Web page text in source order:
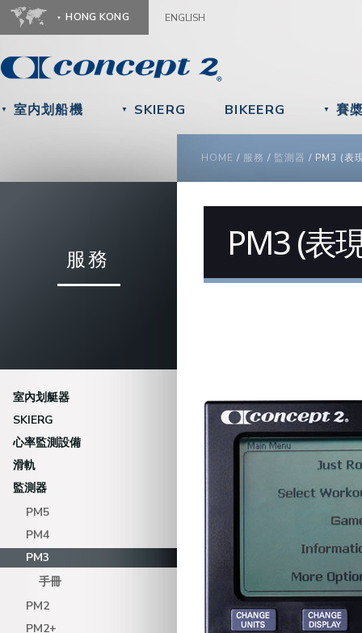
HONG KONG ENGLISH
▼ 室内划船機 ▼ SKIERG BIKEERG ▼ 賽
YOU ARE HERE
HOME / 服務 / 監測器 / PM3 (表
服務
室內划艇器
SKIERG
心率監測設備
滑軌
監測器
PM5
PM4
PM3
手冊
PM2
PM2+
PM3 (表